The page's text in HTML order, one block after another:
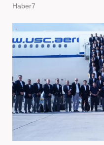
Haber7